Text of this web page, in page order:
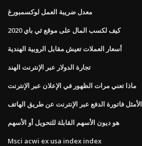
معدل ضريبة العمل لوكسمبورغ
كيف لكسب المال على موقع ئي باي 2020
أسعار العملات تعيش مقابل الروبية الهندية
تجارة الدولار عبر الإنترنت الهند
ماذا تعني مرات الظهور في الإعلان عبر الإنترنت
الأمثل فاتورة الدفع عبر الإنترنت عن طريق الهاتف
هو ديون الأسهم القابلة للتحويل أو الأسهم
Msci acwi ex usa index index